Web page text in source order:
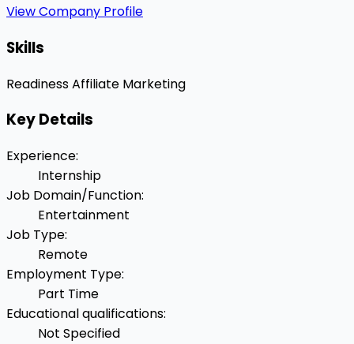
View Company Profile
Skills
ReadinessAffiliate Marketing
Key Details
Experience:
Internship
Job Domain/Function:
Entertainment
Job Type:
Remote
Employment Type:
Part Time
Educational qualifications:
Not Specified